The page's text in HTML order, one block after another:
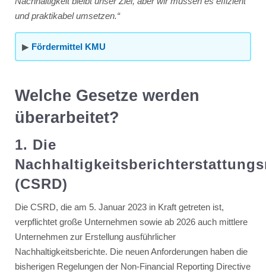
und praktikabel umsetzen.“
▶︎ Fördermittel KMU
Welche Gesetze werden
überarbeitet?
1. Die
(CSRD)
Die CSRD, die am 5. Januar 2023 in Kraft getreten ist,
verpflichtet große Unternehmen sowie ab 2026 auch mittlere
Unternehmen zur Erstellung ausführlicher
Nachhaltigkeitsberichte. Die neuen Anforderungen haben die
bisherigen Regelungen der Non-Financial Reporting Directive